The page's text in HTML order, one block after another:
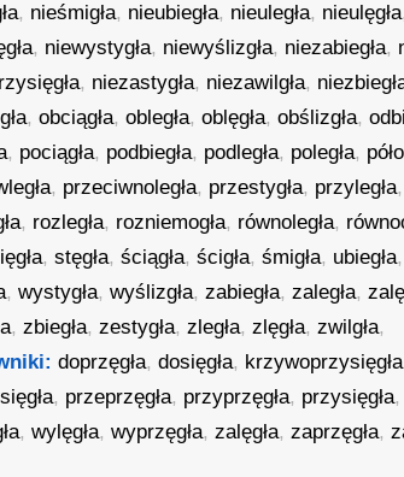
, nieśmigła, nieubiegła, nieuległa, nieulęgła,
, niewystygła, niewyślizgła, niezabiegła,
, niezastygła, niezawilgła,
,obciągła,obległa,oblęgła,obślizgła,
, pociągła, podbiegła, podległa, poległa,
, przeciwnoległa, przestygła, przyległa,
, rozległa, rozniemogła, równoległa,
,stęgła,ściągła,ścigła,śmigła, ubiegła,
,wystygła,wyślizgła,zabiegła,zaległa,
,zbiegła,zestygła,zległa,zlęgła,zwilgła,
doprzęgła,dosięgła, krzywoprzysięgła
, przeprzęgła, przyprzęgła, przysięgła,
,wylęgła,wyprzęgła,zalęgła,zaprzęgła,